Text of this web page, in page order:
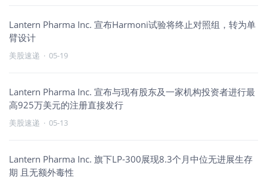
Lantern Pharma Inc. 宣布Harmoni试验将终止对照组，转为单
臂设计
美股速递 · 05-19
Lantern Pharma Inc. 宣布与现有股东及一家机构投资者进行最
高925万美元的注册直接发行
美股速递 · 05-13
Lantern Pharma Inc. 旗下LP-300展现8.3个月中位无进展生存
期 且无额外毒性